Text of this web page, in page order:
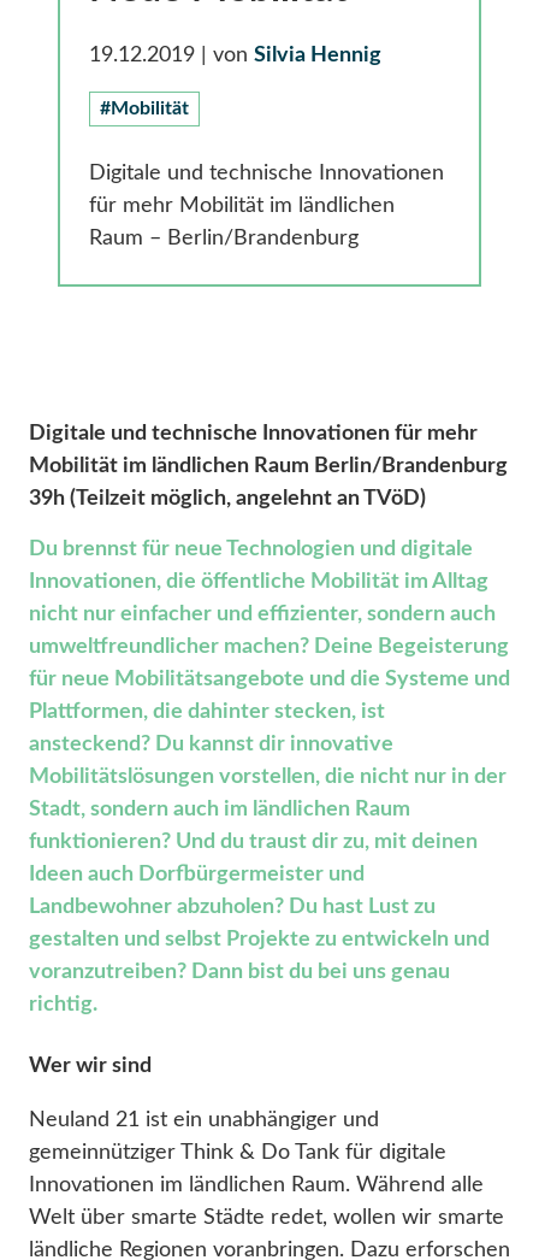
19.12.2019 | von Silvia Hennig
#Mobilität
Digitale und technische Innovationen
für mehr Mobilität im ländlichen
Raum – Berlin/Brandenburg
Digitale und technische Innovationen für mehr
Mobilität im ländlichen Raum Berlin/Brandenburg
39h (Teilzeit möglich, angelehnt an TVöD)
Du brennst für neue Technologien und digitale
Innovationen, die öffentliche Mobilität im Alltag
nicht nur einfacher und effizienter, sondern auch
umweltfreundlicher machen? Deine Begeisterung
für neue Mobilitätsangebote und die Systeme und
Plattformen, die dahinter stecken, ist
ansteckend? Du kannst dir innovative
Mobilitätslösungen vorstellen, die nicht nur in der
Stadt, sondern auch im ländlichen Raum
funktionieren? Und du traust dir zu, mit deinen
Ideen auch Dorfbürgermeister und
Landbewohner abzuholen? Du hast Lust zu
gestalten und selbst Projekte zu entwickeln und
voranzutreiben? Dann bist du bei uns genau
richtig.
Wer wir sind
Neuland 21 ist ein unabhängiger und
gemeinnütziger Think & Do Tank für digitale
Innovationen im ländlichen Raum. Während alle
Welt über smarte Städte redet, wollen wir smarte
ländliche Regionen voranbringen. Dazu erforschen